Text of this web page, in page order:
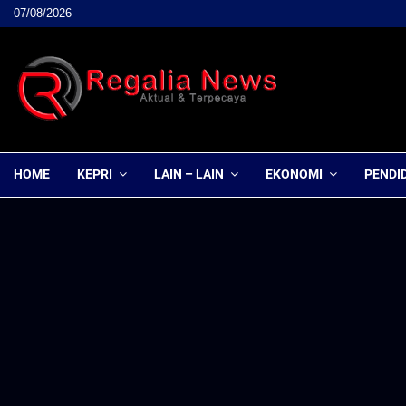
07/08/2026
HOME KEPRI LAIN – LAIN EKONOMI